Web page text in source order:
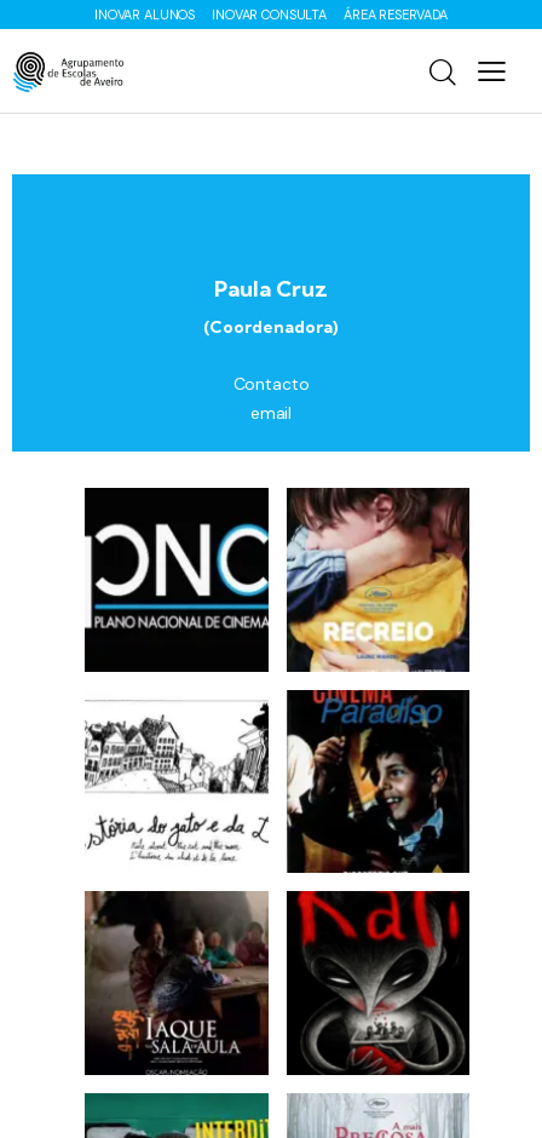
INOVAR ALUNOS INOVAR CONSULTA ÁREA RESERVADA
Paula Cruz
(Coordenadora)
Contacto
email